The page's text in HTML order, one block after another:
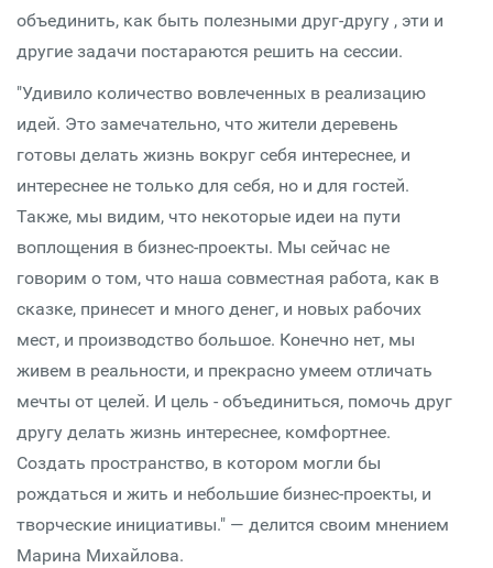
объединить, как быть полезными друг-другу , эти и
другие задачи постараются решить на сессии.
"Удивило количество вовлеченных в реализацию
идей. Это замечательно, что жители деревень
готовы делать жизнь вокруг себя интереснее, и
интереснее не только для себя, но и для гостей.
Также, мы видим, что некоторые идеи на пути
воплощения в бизнес-проекты. Мы сейчас не
говорим о том, что наша совместная работа, как в
сказке, принесет и много денег, и новых рабочих
мест, и производство большое. Конечно нет, мы
живем в реальности, и прекрасно умеем отличать
мечты от целей. И цель - объединиться, помочь друг
другу делать жизнь интереснее, комфортнее.
Создать пространство, в котором могли бы
рождаться и жить и небольшие бизнес-проекты, и
творческие инициативы." — делится своим мнением
Марина Михайлова.